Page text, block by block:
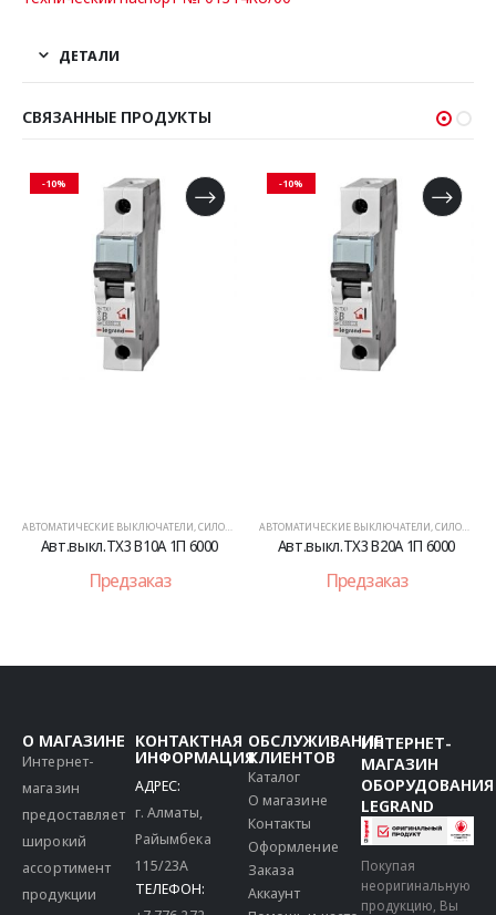
ДЕТАЛИ
СВЯЗАННЫЕ ПРОДУКТЫ
СИЛОВОЕ ОБОРУДОВАНИЕ
-10%
АВТОМАТИЧЕСКИЕ ВЫКЛЮЧАТЕЛИ СИЛОВОЕ ОБОРУДОВАНИЕ
Авт.выкл.TX3 B20A 1П 6000
Предзаказ
-10%
АВТОМАТИЧЕСКИЕ ВЫКЛЮЧАТЕЛИ
Авт.выкл.TX3 B63A 1П
Предзаказ
О МАГАЗИНЕ
Интернет-
магазин
предоставляет
широкий
ассортимент
продукции
КОНТАКТНАЯ
ИНФОРМАЦИЯ
АДРЕС:
г. Алматы,
Райымбека
115/23A
ТЕЛЕФОН:
ОБСЛУЖИВАНИЕ
КЛИЕНТОВ
Каталог
О магазине
Контакты
Оформление
Заказа
Аккаунт
ИНТЕРНЕТ-
МАГАЗИН
ОБОРУДОВАНИЯ
LEGRAND
Покупая
неоригинальную
продукцию, Вы